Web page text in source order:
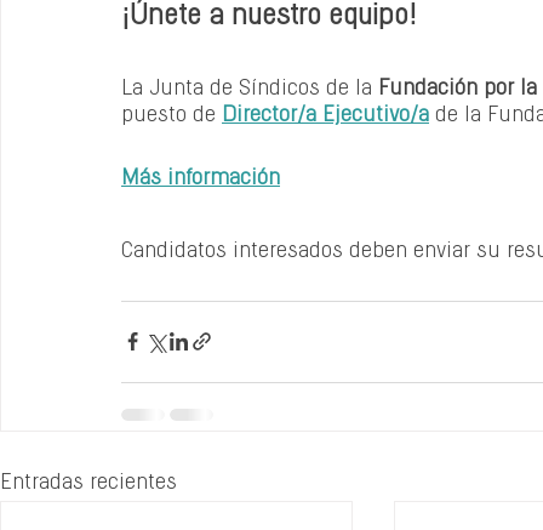
¡Únete a nuestro equipo!
La Junta de Síndicos de la Fundación por
puesto de Director/a Ejecutivo/a de la
Más información
Candidatos interesados deben enviar su
Entradas recientes